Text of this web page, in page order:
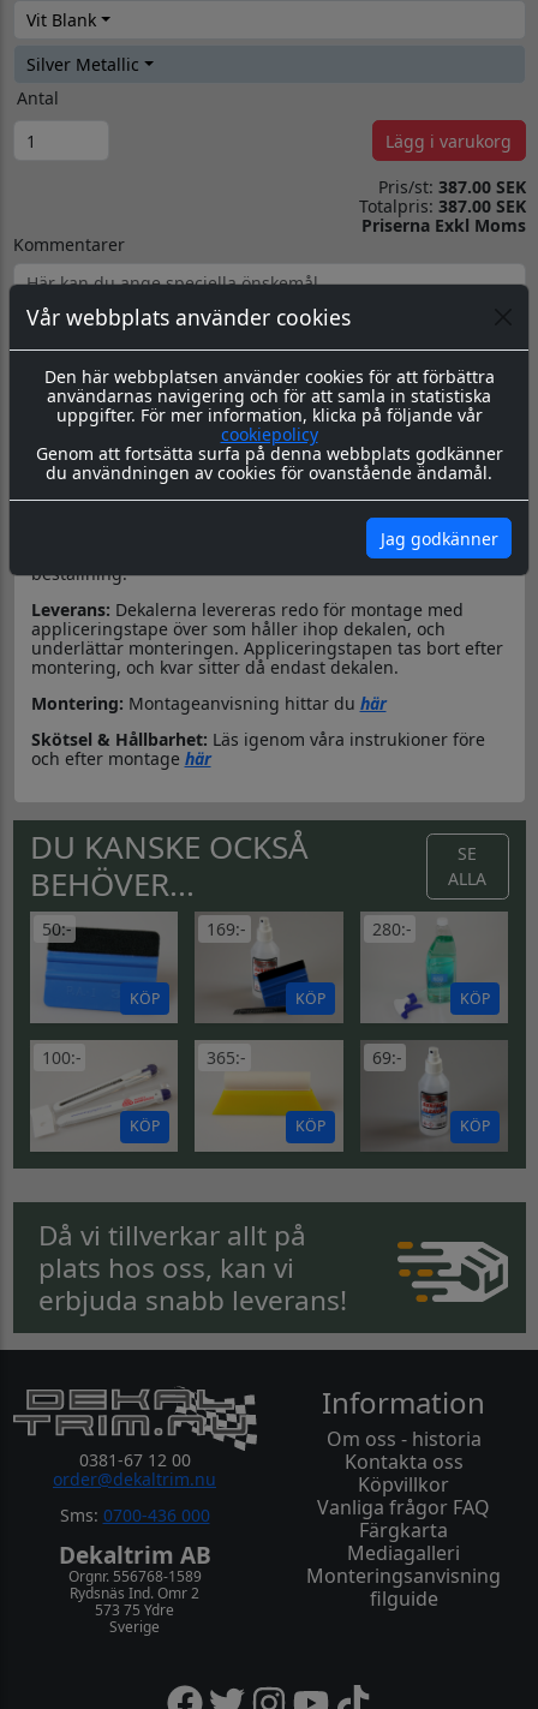
Vår webbplats använder cookies
Den här webbplatsen använder cookies för att förbättra
användarnas navigering och för att samla in statistiska
uppgifter. För mer information, klicka på följande vår
cookiepolicy
Genom att fortsätta surfa på denna webbplats godkänner
du användningen av cookies för ovanstående ändamål.
Jag godkänner
Vit Blank
Silver Metallic
Antal
Lägg i varukorg
Pris/st: 387.00 SEK
Totalpris: 387.00 SEK
Priserna Exkl Moms
Kommentarer
Produktbeskrivning
Dokument
Dekorkit till MC
Dessa dekaler skärs ut i en 8-årig
genomfärgad kvalitetsfolie. Storleken är universal men går
att få i önskad storlek. ange detta i kommentarer på
beställning.
Leverans: Dekalerna levereras redo för montage med
appliceringstape över som håller ihop dekalen, och
underlättar monteringen. Appliceringstapen tas bort efter
montering, och kvar sitter då endast dekalen.
Montering: Montageanvisning hittar du här
Skötsel & Hållbarhet: Läs igenom våra instrukioner före
och efter montage här
DU KANSKE OCKSÅ
BEHÖVER...
SE
ALLA
50:-
KÖP
169:-
KÖP
280:-
KÖP
100:-
KÖP
365:-
KÖP
69:-
KÖP
Då vi tillverkar allt på
plats hos oss, kan vi
erbjuda snabb leverans!
0381-67 12 00
order@dekaltrim.nu
Sms: 0700-436 000
Dekaltrim AB
Orgnr. 556768-1589
Rydsnäs Ind. Omr 2
573 75 Ydre
Sverige
Information
Om oss - historia
Kontakta oss
Köpvillkor
Vanliga frågor FAQ
Färgkarta
Mediagalleri
Monteringsanvisning
filguide